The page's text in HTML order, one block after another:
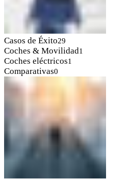
Casos de Éxito29
Coches & Movilidad1
Coches eléctricos1
Comparativas0